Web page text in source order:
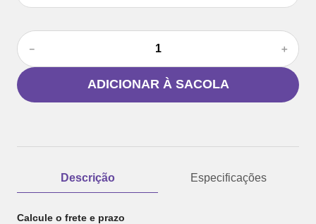
＋
－
ADICIONAR À SACOLA
Descrição Especificações
Calcule o frete e prazo